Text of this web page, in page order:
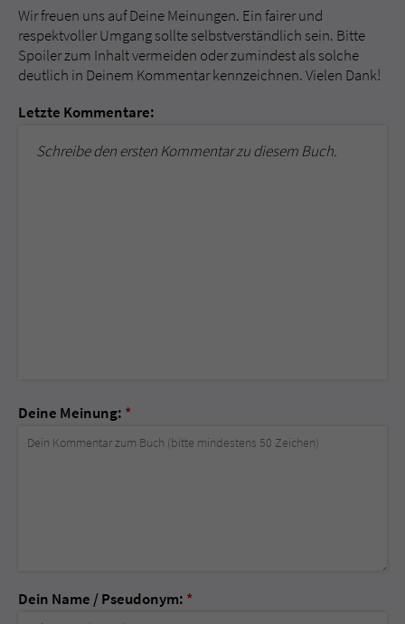
Wir freuen uns auf Deine Meinungen. Ein fairer und
respektvoller Umgang sollte selbstverständlich sein. Bitte
Spoiler zum Inhalt vermeiden oder zumindest als solche
deutlich in Deinem Kommentar kennzeichnen. Vielen Dank!
Letzte Kommentare:
Schreibe den ersten Kommentar zu diesem Buch.
Deine Meinung: *
Dein Name / Pseudonym: *